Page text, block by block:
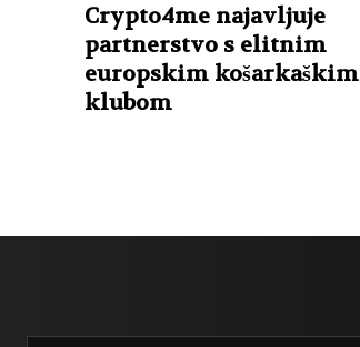
Crypto4me najavljuje
partnerstvo s elitnim
europskim košarkaškim
klubom